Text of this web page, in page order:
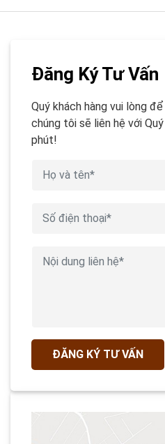
Đăng Ký Tư Vấn
Quý khách hàng vui lòng
chúng tôi sẽ liên hệ với
phút!
ĐĂNG KÝ TƯ VẤN